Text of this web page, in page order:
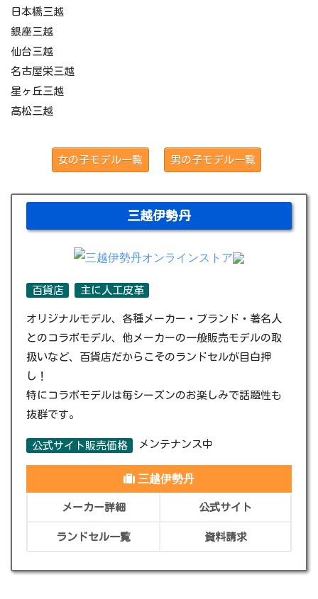
日本橋三越
銀座三越
仙台三越
名古屋栄三越
星ヶ丘三越
高松三越
女の子モデル一覧 男の子モデル一覧
三越伊勢丹
百貨店 主に人工皮革
オリジナルモデル、各種メーカー・ブランド・著名人
とのコラボモデル、他メーカーの一般販売モデルの取
扱いなど、百貨店だからこそのランドセルが目白押
し！
特にコラボモデルは毎シーズンのお楽しみで話題性も
抜群です。
公式サイト販売価格 メンテナンス中
三越伊勢丹
メーカー詳細 公式サイト
ランドセル一覧 資料請求